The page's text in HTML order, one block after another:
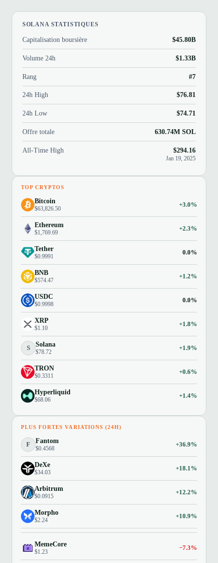
SOLANA STATISTIQUES
Capitalisation boursière $45.80B
Volume 24h $1.33B
Rang #7
24h High $76.81
24h Low $74.71
Offre totale 630.74M SOL
All-Time High $294.16
Jan 19, 2025
TOP CRYPTOS
Bitcoin
$63,826.50
+3.0%
Ethereum
$1,769.69
+2.3%
Tether
$0.9991
0.0%
BNB
$574.47
+1.2%
USDC
$0.9998
0.0%
XRP
$1.10
+1.8%
S Solana
$78.72
+1.9%
TRON
$0.3311
+0.6%
Hyperliquid
$68.06
+1.4%
PLUS FORTES VARIATIONS (24H)
F Fantom
$0.4568
+36.9%
DeXe
$34.03
+18.1%
Arbitrum
$0.0915
+12.2%
Morpho
$2.24
+10.9%
MemeCore
$1.23
−7.3%